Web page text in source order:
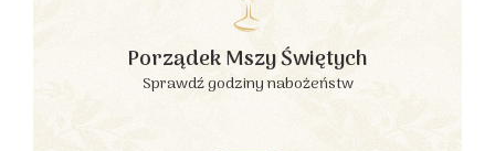
Porządek Mszy Świętych
Sprawdź godziny nabożeństw